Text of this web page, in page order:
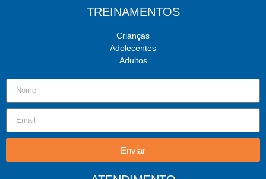
TREINAMENTOS
Crianças
Adolecentes
Adultos
Enviar